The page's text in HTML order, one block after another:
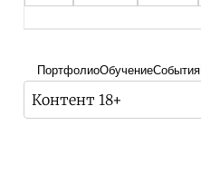
ПортфолиоОбучениеСобытия
Контент 18+